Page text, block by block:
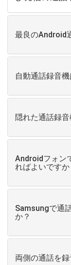
最良のAndroid
自動通話録音
隠れた通話録
Androidフォン
ればよいですか
Samsungで通
か？
両側の通話を